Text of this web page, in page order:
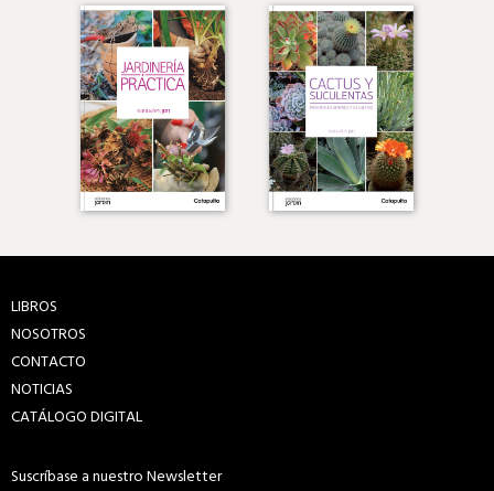
LIBROS
NOSOTROS
CONTACTO
NOTICIAS
CATÁLOGO DIGITAL
Suscríbase a nuestro Newsletter